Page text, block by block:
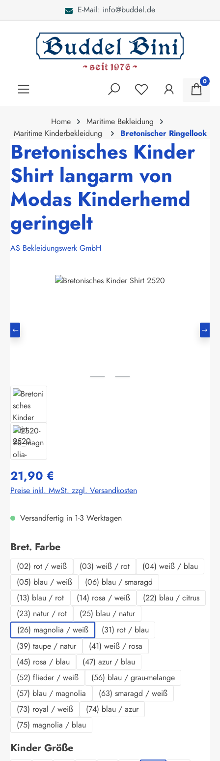
Bei Fragen: 040
0
Home
Maritime Bekleidung
Maritime Kinderbekleidung
Bretonischer Ringellook
Bretonisches Kinder
Shirt langarm von
Modas Kinderhemd
geringelt
AS Bekleidungswerk GmbH
Bildergalerie überspringen
21,90 €
Preise inkl. MwSt. zzgl. Versandkosten
Versandfertig in 1-3 Werktagen
Bret. Farbeauswählen
(02) rot / weiß (03) weiß / rot
(04) weiß / blau
(05) blau / weiß
(06) blau / smaragd
(13) blau / rot
(14) rosa / weiß
(22) blau / citrus
(23) natur / rot
(25) blau / natur
(26) magnolia / weiß
(31) rot / blau
(39) taupe / natur
(41) weiß / rosa
(45) rosa / blau
(47) azur / blau
(52) flieder / weiß
(56) blau / grau-melange
(57) blau / magnolia
(63) smaragd / weiß
(73) royal / weiß
(74) blau / azur
(75) magnolia / blau
Kinder Größeauswählen